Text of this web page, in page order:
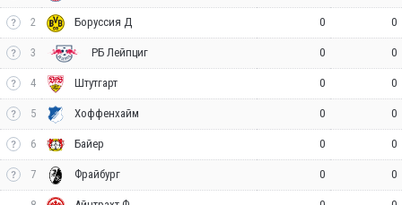
2 Боруссия Д 0 0
3 РБ Лейпциг 0 0
4 Штутгарт 0 0
5 Хоффенхайм 0 0
6 Байер 0 0
7 Фрайбург 0 0